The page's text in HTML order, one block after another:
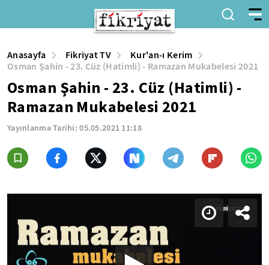
Anasayfa Fikriyat TV
Kur'an-ı Kerim
Osman Şahin - 23. Cüz (Hatimli) - Ramazan Mukabelesi 2021
Osman Şahin - 23. Cüz (Hatimli) -
Ramazan Mukabelesi 2021
Yayınlanma Tarihi:05.05.2021 11:18